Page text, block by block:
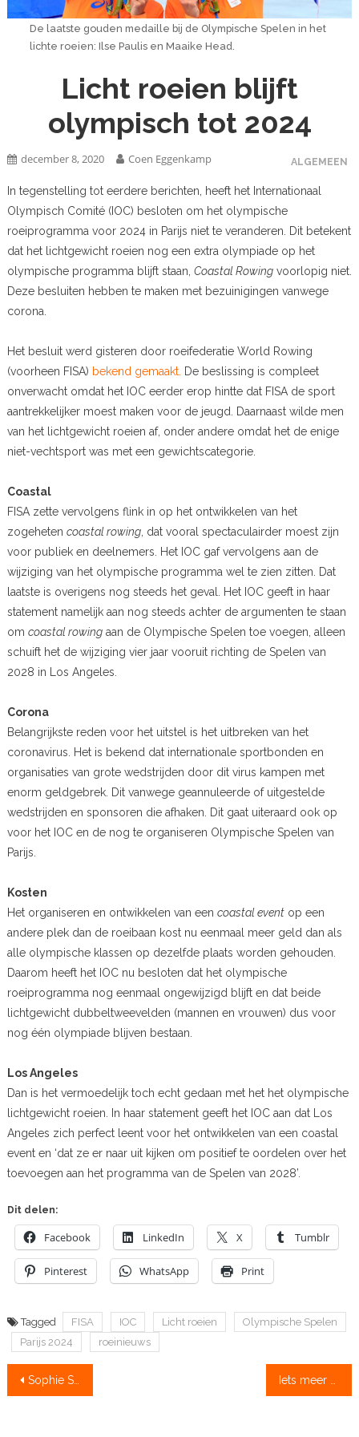
De laatste gouden medaille bij de Olympische Spelen in het
lichte roeien: Ilse Paulis en Maaike Head.
Licht roeien blijft
olympisch tot 2024
ALGEMEEN
december 8, 2020 Coen Eggenkamp
In tegenstelling tot eerdere berichten, heeft het Internationaal
Olympisch Comité (IOC) besloten om het olympische
roeiprogramma voor 2024 in Parijs niet te veranderen. Dit betekent
dat het lichtgewicht roeien nog een extra olympiade op het
olympische programma blijft staan, Coastal Rowingvoorlopig niet.
Deze besluiten hebben te maken met bezuinigingen vanwege
corona.
Het besluit werd gisteren door roeifederatie World Rowing
(voorheen FISA) bekend gemaakt. De beslissing is compleet
onverwacht omdat het IOC eerder erop hintte dat FISA de sport
aantrekkelijker moest maken voor de jeugd. Daarnaast wilde men
van het lichtgewicht roeien af, onder andere omdat het de enige
niet-vechtsport was met een gewichtscategorie.
Coastal
FISA zette vervolgens flink in op het ontwikkelen van het
zogeheten coastal rowing, dat vooral spectaculairder moest zijn
voor publiek en deelnemers. Het IOC gaf vervolgens aan de
wijziging van het olympische programma wel te zien zitten. Dat
laatste is overigens nog steeds het geval. Het IOC geeft in haar
statement namelijk aan nog steeds achter de argumenten te staan
om coastal rowingaan de Olympische Spelen toe voegen, alleen
schuift het de wijziging vier jaar vooruit richting de Spelen van
2028 in Los Angeles.
Corona
Belangrijkste reden voor het uitstel is het uitbreken van het
coronavirus. Het is bekend dat internationale sportbonden en
organisaties van grote wedstrijden door dit virus kampen met
enorm geldgebrek. Dit vanwege geannuleerde of uitgestelde
wedstrijden en sponsoren die afhaken. Dit gaat uiteraard ook op
voor het IOC en de nog te organiseren Olympische Spelen van
Parijs.
Kosten
Het organiseren en ontwikkelen van een coastal eventop een
andere plek dan de roeibaan kost nu eenmaal meer geld dan als
alle olympische klassen op dezelfde plaats worden gehouden.
Daarom heeft het IOC nu besloten dat het olympische
roeiprogramma nog eenmaal ongewijzigd blijft en dat beide
lichtgewicht dubbeltweevelden (mannen en vrouwen) dus voor
nog één olympiade blijven bestaan.
Los Angeles
Dan is het vermoedelijk toch echt gedaan met het het olympische
lichtgewicht roeien. In haar statement geeft het IOC aan dat Los
Angeles zich perfect leent voor het ontwikkelen van een coastal
event en ‘dat ze er naar uit kijken om positief te oordelen over het
toevoegen aan het programma van de Spelen van 2028’.
Dit delen:
Facebook LinkedIn X Tumblr
Pinterest WhatsApp Print
Tagged FISA IOC Licht roeien
Olympische Spelen
Parijs 2024
roeinieuws
Bericht
Sophie Souwer plaatst zich in huiskamer voor ergo-WK